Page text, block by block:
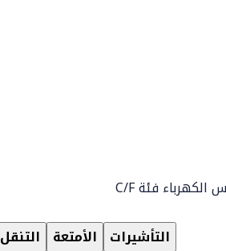
التنقل الأمتعة التأشيرات